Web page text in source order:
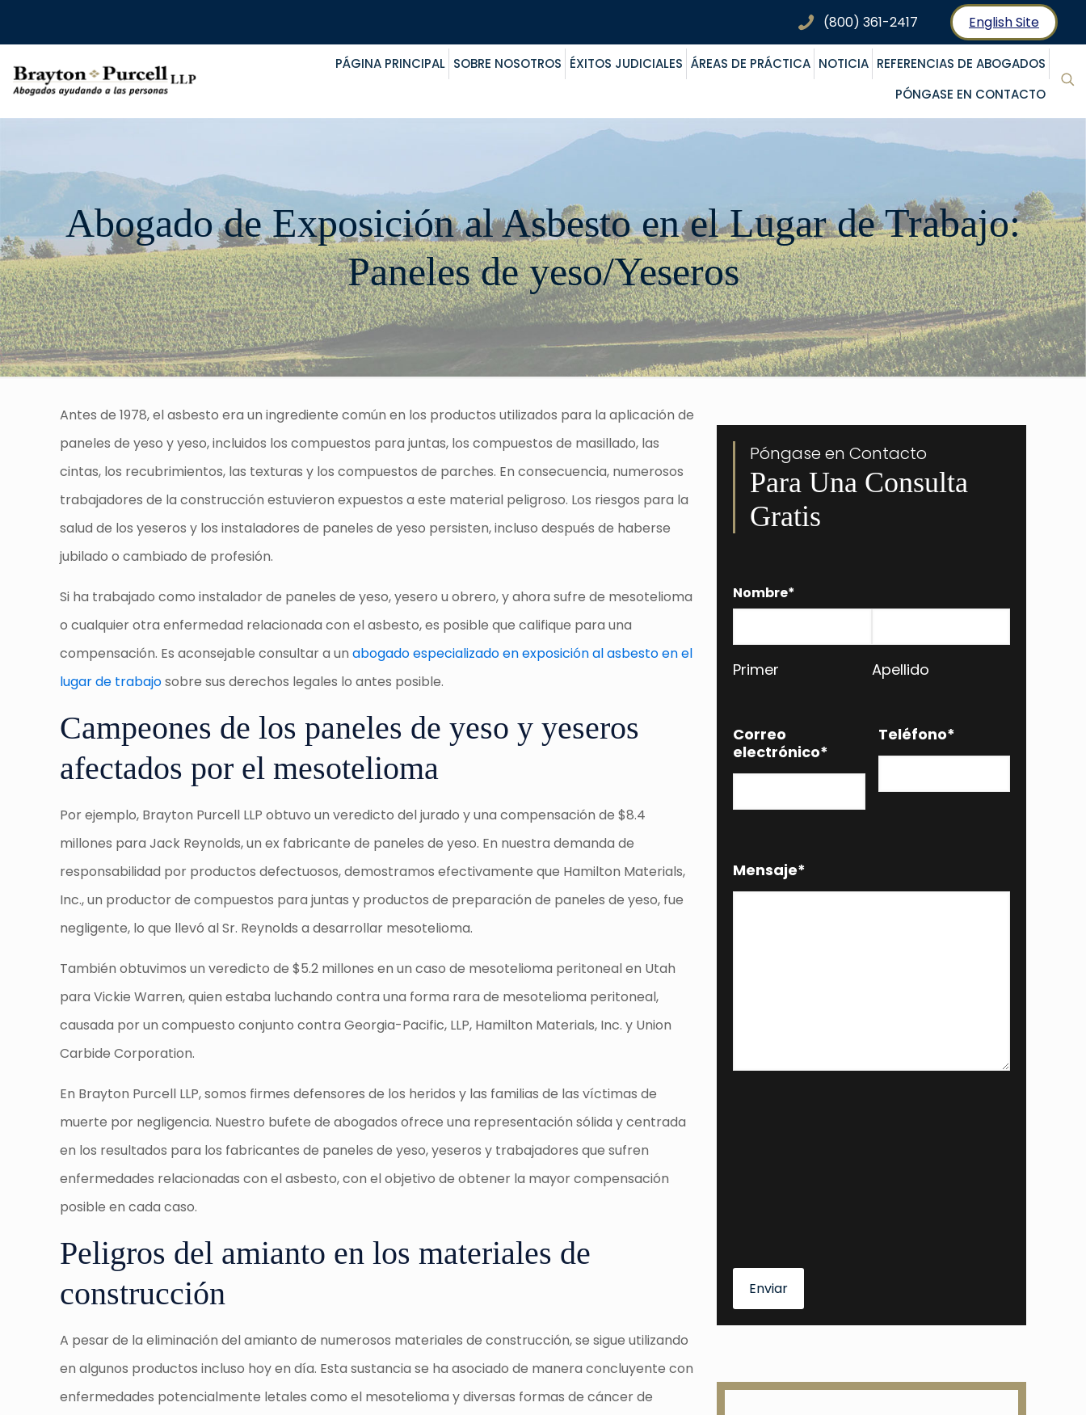
(800) 361-2417 English Site
PÁGINA PRINCIPAL SOBRE NOSOTROS ÉXITOS JUDICIALES ÁREAS DE PRÁCTICA NOTICIA REFERENCIAS DE ABOGADOS
PÓNGASE EN CONTACTO
Abogado de Exposición al Asbesto en el Lugar de Trabajo:
Paneles de yeso/Yeseros
Antes de 1978, el asbesto era un ingrediente común en los productos utilizados para la aplicación de
paneles de yeso y yeso, incluidos los compuestos para juntas, los compuestos de masillado, las
cintas, los recubrimientos, las texturas y los compuestos de parches. En consecuencia, numerosos
trabajadores de la construcción estuvieron expuestos a este material peligroso. Los riesgos para la
salud de los yeseros y los instaladores de paneles de yeso persisten, incluso después de haberse
jubilado o cambiado de profesión.
Si ha trabajado como instalador de paneles de yeso, yesero u obrero, y ahora sufre de mesotelioma
o cualquier otra enfermedad relacionada con el asbesto, es posible que califique para una
compensación. Es aconsejable consultar a un abogado especializado en exposición al asbesto en el
lugar de trabajosobre sus derechos legales lo antes posible.
Campeones de los paneles de yeso y yeseros
afectados por el mesotelioma
Por ejemplo, Brayton Purcell LLP obtuvo un veredicto del jurado y una compensación de $8.4
millones para Jack Reynolds, un ex fabricante de paneles de yeso. En nuestra demanda de
responsabilidad por productos defectuosos, demostramos efectivamente que Hamilton Materials,
Inc., un productor de compuestos para juntas y productos de preparación de paneles de yeso, fue
negligente, lo que llevó al Sr. Reynolds a desarrollar mesotelioma.
También obtuvimos un veredicto de $5.2 millones en un caso de mesotelioma peritoneal en Utah
para Vickie Warren, quien estaba luchando contra una forma rara de mesotelioma peritoneal,
causada por un compuesto conjunto contra Georgia-Pacific, LLP, Hamilton Materials, Inc. y Union
Carbide Corporation.
En Brayton Purcell LLP, somos firmes defensores de los heridos y las familias de las víctimas de
muerte por negligencia. Nuestro bufete de abogados ofrece una representación sólida y centrada
en los resultados para los fabricantes de paneles de yeso, yeseros y trabajadores que sufren
enfermedades relacionadas con el asbesto, con el objetivo de obtener la mayor compensación
posible en cada caso.
Peligros del amianto en los materiales de
construcción
A pesar de la eliminación del amianto de numerosos materiales de construcción, se sigue utilizando
en algunos productos incluso hoy en día. Esta sustancia se ha asociado de manera concluyente con
enfermedades potencialmente letales como el mesotelioma y diversas formas de cáncer de
Póngase en Contacto
Para Una Consulta
Gratis
Nombre*
Primer Apellido
Correo
electrónico*
Teléfono*
Mensaje*
Enviar